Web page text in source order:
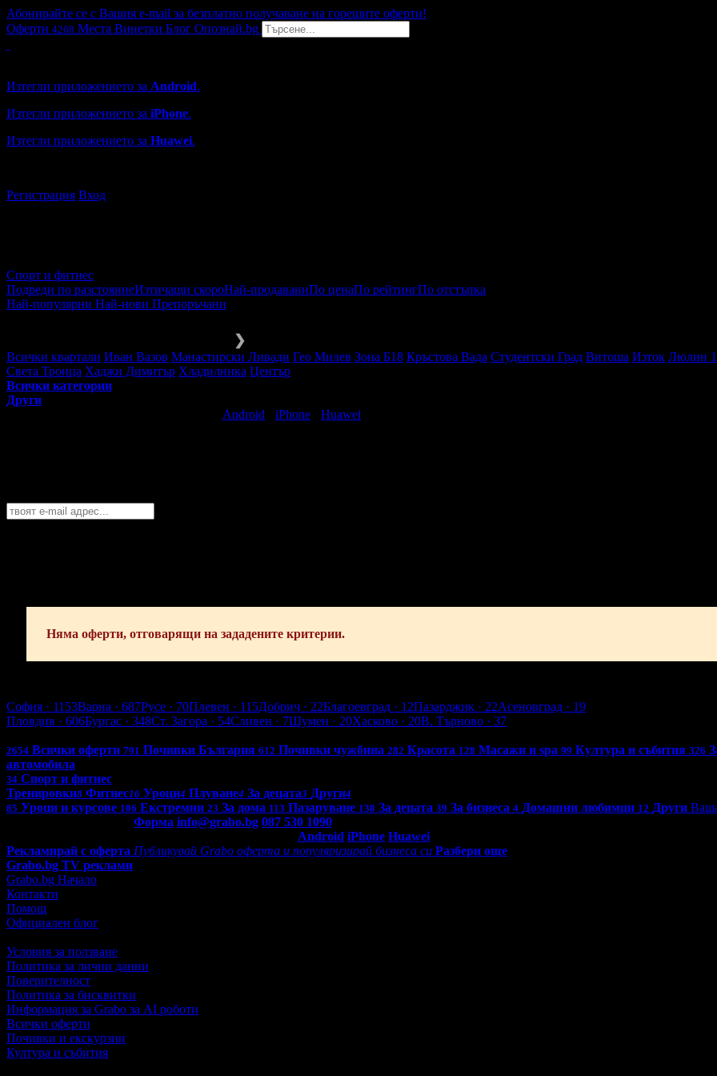
Абонирайте се с Вашия e-mail за безплатно получаване на горещите оферти!
Оферти 4268 Места Винетки Блог Опознай.bg
Изтегли приложението за Android.
Изтегли приложението за iPhone.
Изтегли приложението за Huawei.
Регистрация Вход
Спорт и фитнес
Подреди по разстояниеИзтичащи скороНай-продаваниПо ценаПо рейтингПо отстъпка
Най-популярни Най-нови Препоръчани
❯
Всички квартали Иван Вазов Манастирски Ливади Гео Милев Зона Б18 Кръстова Вада Студентски Град Витоша Изток Люлин
Света Троица Хаджи Димитър Хладилника Център
Всички категории
Други
Android iPhone Huawei
Няма оферти, отговарящи на зададените критерии.
София · 1153Варна · 687Русе · 70Плевен · 115Добрич · 22Благоевград · 12Пазарджик · 22Асеновград · 19
Пловдив · 606Бургас · 348Ст. Загора · 54Сливен · 7Шумен · 20Хасково · 20В. Търново · 37
2654 Всички оферти 791 Почивки България 612 Почивки чужбина 282 Красота 128 Масажи и spa 99 Култура и събития 326
автомобила
34 Спорт и фитнес
Тренировки8 Фитнес16 Уроци4 Плуване4 За децата3 Други4
85 Уроци и курсове 106 Екстремни 23 За дома 113 Пазаруване 138 За децата 39 За бизнеса 4 Домашни любимци 12 Други
Форма info@grabo.bg 087 530 1090
Android iPhone Huawei
Рекламирай с оферта Публикувай Grabo оферта и популяризирай бизнеса си Разбери още
Grabo.bg TV реклами
Grabo.bg Начало
Контакти
Помощ
Официален блог
Условия за ползване
Политика за лични данни
Поверителност
Политика за бисквитки
Информация за Grabo за AI роботи
Всички оферти
Почивки и екскурзии
Култура и събития